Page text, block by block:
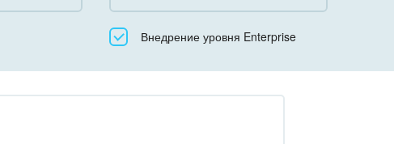
Все
Коробочная версия
Внедрение уровня Enterprise